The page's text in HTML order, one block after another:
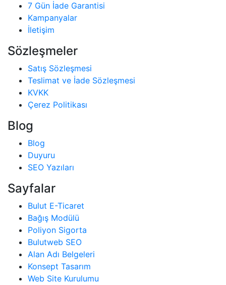
7 Gün İade Garantisi
Kampanyalar
İletişim
Sözleşmeler
Satış Sözleşmesi
Teslimat ve İade Sözleşmesi
KVKK
Çerez Politikası
Blog
Blog
Duyuru
SEO Yazıları
Sayfalar
Bulut E-Ticaret
Bağış Modülü
Poliyon Sigorta
Bulutweb SEO
Alan Adı Belgeleri
Konsept Tasarım
Web Site Kurulumu